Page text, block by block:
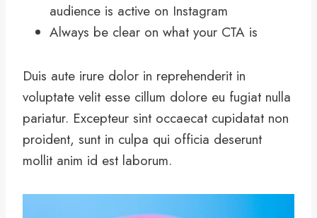
audience is active on Instagram
Always be clear on what your CTA is
Duis aute irure dolor in reprehenderit in
voluptate velit esse cillum dolore eu fugiat nulla
pariatur. Excepteur sint occaecat cupidatat non
proident, sunt in culpa qui officia deserunt
mollit anim id est laborum.